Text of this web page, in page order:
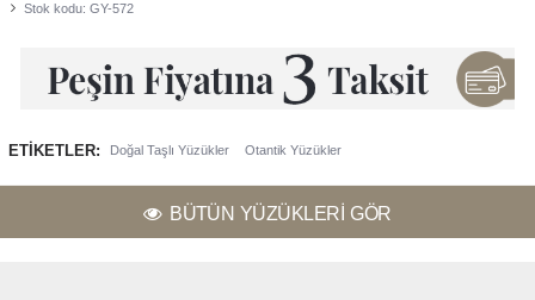
Stok kodu: GY-572
ETIKETLER: Doğal Taşlı Yüzükler Otantik Yüzükler
BÜTÜN YÜZÜKLERI GÖR